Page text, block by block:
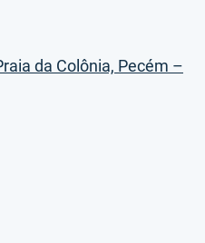
da Colônia, Pecém –